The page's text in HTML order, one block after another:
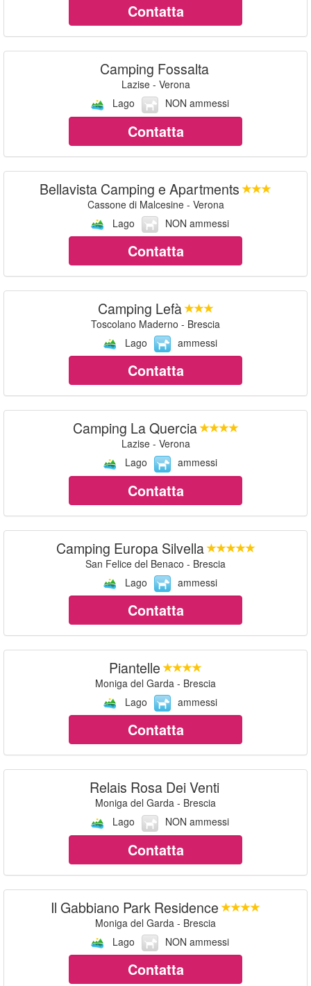
Contatta
Camping Fossalta
Lazise - Verona
Lago
NON ammessi
Contatta
Bellavista Camping e Apartments
Cassone di Malcesine - Verona
Lago
NON ammessi
Contatta
Camping Lefà
Toscolano Maderno - Brescia
Lago
ammessi
Contatta
Camping La Quercia
Lazise - Verona
Lago
ammessi
Contatta
Camping Europa Silvella
San Felice del Benaco - Brescia
Lago
ammessi
Contatta
Piantelle
Moniga del Garda - Brescia
Lago
ammessi
Contatta
Relais Rosa Dei Venti
Moniga del Garda - Brescia
Lago
NON ammessi
Contatta
Il Gabbiano Park Residence
Moniga del Garda - Brescia
Lago
NON ammessi
Contatta